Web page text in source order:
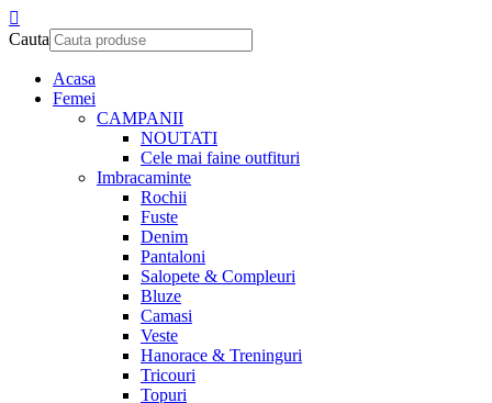
Cauta
Acasa
Femei
CAMPANII
NOUTATI
Cele mai faine outfituri
Imbracaminte
Rochii
Fuste
Denim
Pantaloni
Salopete & Compleuri
Bluze
Camasi
Veste
Hanorace & Treninguri
Tricouri
Topuri